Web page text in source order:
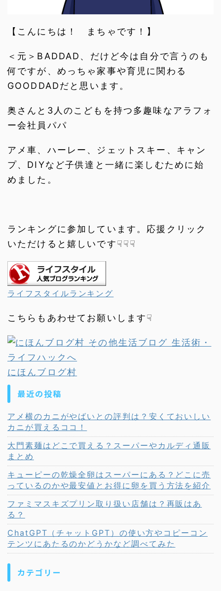
【こんにちは！ まちゃです！】
＜元＞BADDAD、だけど今は自分で言うのも
何ですが、めっちゃ家事や育児に関わる
GOODDADだと思います。
奥さんと3人のこどもを持つ多趣味なアラフォ
ー会社員パパ
アメ車、ハーレー、ジェットスキー、キャン
プ、DIYなど子供達と一緒に楽しむために始
めました。
ランキングに参加しています。応援クリック
いただけると嬉しいです☟☟☟
ライフスタイルランキング
こちらもあわせてお願いします☟
にほんブログ村
最近の投稿
アメ横のカニがやばいとの評判は？安くておいしい
カニが買えるココ！
大門素麺はどこで買える？スーパーやカルディ通販
まとめ
キューピーの乾燥全卵はスーパーにある？どこに売
っているのかや最安値とお得に卵を買う方法を紹介
ファミマスキズプリン取り扱い店舗は？再販はあ
る？
ChatGPT（チャットGPT）の使い方やコピーコン
テンツにあたるのかどうかなど調べてみた
カテゴリー